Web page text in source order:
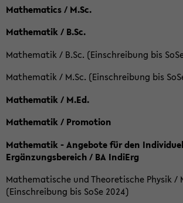
Mathematics / M.Sc.
Mathematik / B.Sc.
Mathematik / B.Sc. (Einschreibung bis
Mathematik / M.Sc. (Einschreibung bis
Mathematik / M.Ed.
Mathematik / Promotion
Mathematik - Angebote für den
Ergänzungsbereich / BA IndiErg
Mathematische und Theoretische Physik /
(Einschreibung bis SoSe 2024)